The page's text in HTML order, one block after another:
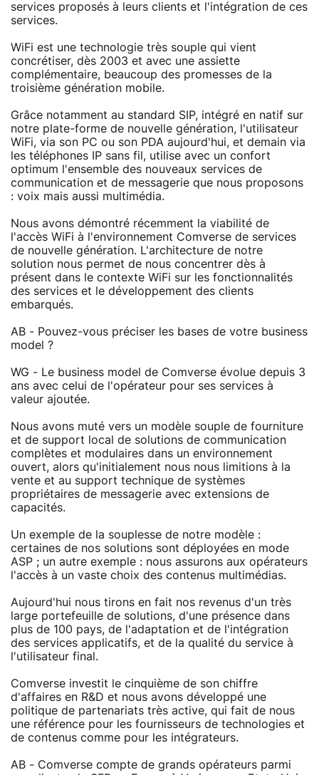
services proposés à leurs clients et l'intégration de ces
services.
WiFi est une technologie très souple qui vient
concrétiser, dès 2003 et avec une assiette
complémentaire, beaucoup des promesses de la
troisième génération mobile.
Grâce notamment au standard SIP, intégré en natif sur
notre plate-forme de nouvelle génération, l'utilisateur
WiFi, via son PC ou son PDA aujourd'hui, et demain via
les téléphones IP sans fil, utilise avec un confort
optimum l'ensemble des nouveaux services de
communication et de messagerie que nous proposons
: voix mais aussi multimédia.
Nous avons démontré récemment la viabilité de
l'accès WiFi à l'environnement Comverse de services
de nouvelle génération. L'architecture de notre
solution nous permet de nous concentrer dès à
présent dans le contexte WiFi sur les fonctionnalités
des services et le développement des clients
embarqués.
AB - Pouvez-vous préciser les bases de votre business
model ?
WG - Le business model de Comverse évolue depuis 3
ans avec celui de l'opérateur pour ses services à
valeur ajoutée.
Nous avons muté vers un modèle souple de fourniture
et de support local de solutions de communication
complètes et modulaires dans un environnement
ouvert, alors qu'initialement nous nous limitions à la
vente et au support technique de systèmes
propriétaires de messagerie avec extensions de
capacités.
Un exemple de la souplesse de notre modèle :
certaines de nos solutions sont déployées en mode
ASP ; un autre exemple : nous assurons aux opérateurs
l'accès à un vaste choix des contenus multimédias.
Aujourd'hui nous tirons en fait nos revenus d'un très
large portefeuille de solutions, d'une présence dans
plus de 100 pays, de l'adaptation et de l'intégration
des services applicatifs, et de la qualité du service à
l'utilisateur final.
Comverse investit le cinquième de son chiffre
d'affaires en R&D et nous avons développé une
politique de partenariats très active, qui fait de nous
une référence pour les fournisseurs de technologies et
de contenus comme pour les intégrateurs.
AB - Comverse compte de grands opérateurs parmi